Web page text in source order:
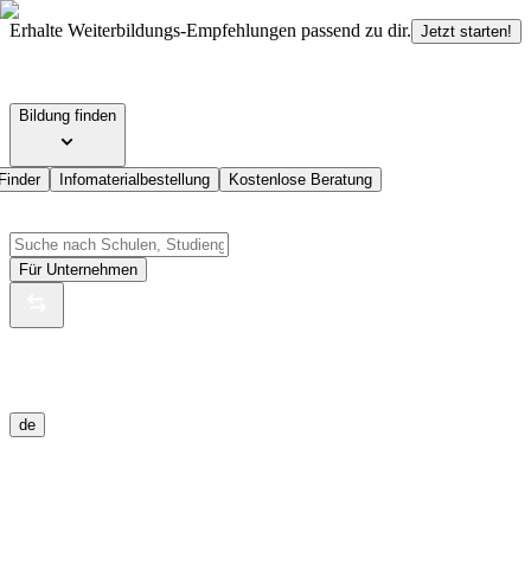
Erhalte Weiterbildungs-Empfehlungen passend zu dir. Jetzt starten!
Bildung finden
Infomaterialbestellung Kostenlose Beratung
Für Unternehmen
de